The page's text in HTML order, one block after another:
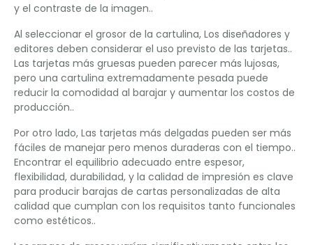
y el contraste de la imagen..
Al seleccionar el grosor de la cartulina, Los diseñadores y
editores deben considerar el uso previsto de las tarjetas..
Las tarjetas más gruesas pueden parecer más lujosas,
pero una cartulina extremadamente pesada puede
reducir la comodidad al barajar y aumentar los costos de
producción..
Por otro lado, Las tarjetas más delgadas pueden ser más
fáciles de manejar pero menos duraderas con el tiempo..
Encontrar el equilibrio adecuado entre espesor,
flexibilidad, durabilidad, y la calidad de impresión es clave
para producir barajas de cartas personalizadas de alta
calidad que cumplan con los requisitos tanto funcionales
como estéticos..